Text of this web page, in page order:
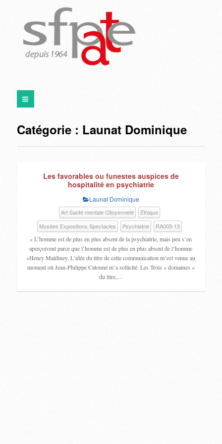
Catégorie : Launat Dominique
Les favorables ou funestes auspices de
hospitalité en psychiatrie
Launat Dominique
Art Santé mentale Citoyenneté
Éthique
Musées Expositions Spectacles
Psychiatrie
RA005-13
« L’homme est de plus en plus absent de la psychiatrie, mais peu s’en
aperçoivent parce que l’homme est de plus en plus absent de l’homme
»Henry Maldiney. L’idée du titre de cette communication m’est venue au
moment où Jean-Philippe Catonné m’a sollicité. Les Trois « domaines »
du titre,…